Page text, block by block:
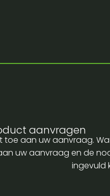
aanvragen
aan uw aanvraag.
uw aanvraag en de
ingevuld